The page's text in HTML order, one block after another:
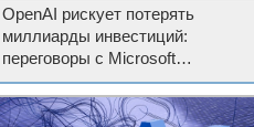
OpenAI рискует потерять
миллиарды инвестиций:
переговоры с Microsoft
откладывают реструктуризацию